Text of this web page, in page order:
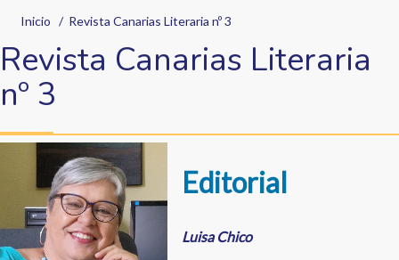
Sobrescribir
enlaces
de
ayuda
a
la
navegación
Inicio Revista Canarias Literaria nº 3
Revista Canarias Literaria
nº 3
Editorial
Luisa Chico